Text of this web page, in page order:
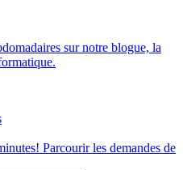
sur notre blogue, la
Parcourir les demandes de